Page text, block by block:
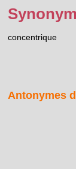
concentrique
Antonymes